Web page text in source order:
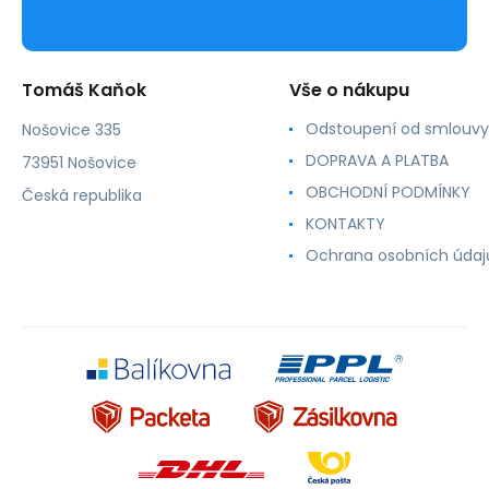
Tomáš Kaňok
Nošovice 335
73951 Nošovice
Česká republika
Vše o nákupu
Odstoupení od smlouvy
DOPRAVA A PLATBA
OBCHODNÍ PODMÍNKY
KONTAKTY
Ochrana osobních